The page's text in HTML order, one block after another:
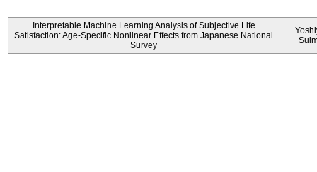
Interpretable Machine Learning Analysis of Subjective Life
Satisfaction: Age-Specific Nonlinear Effects from Japanese National
Survey